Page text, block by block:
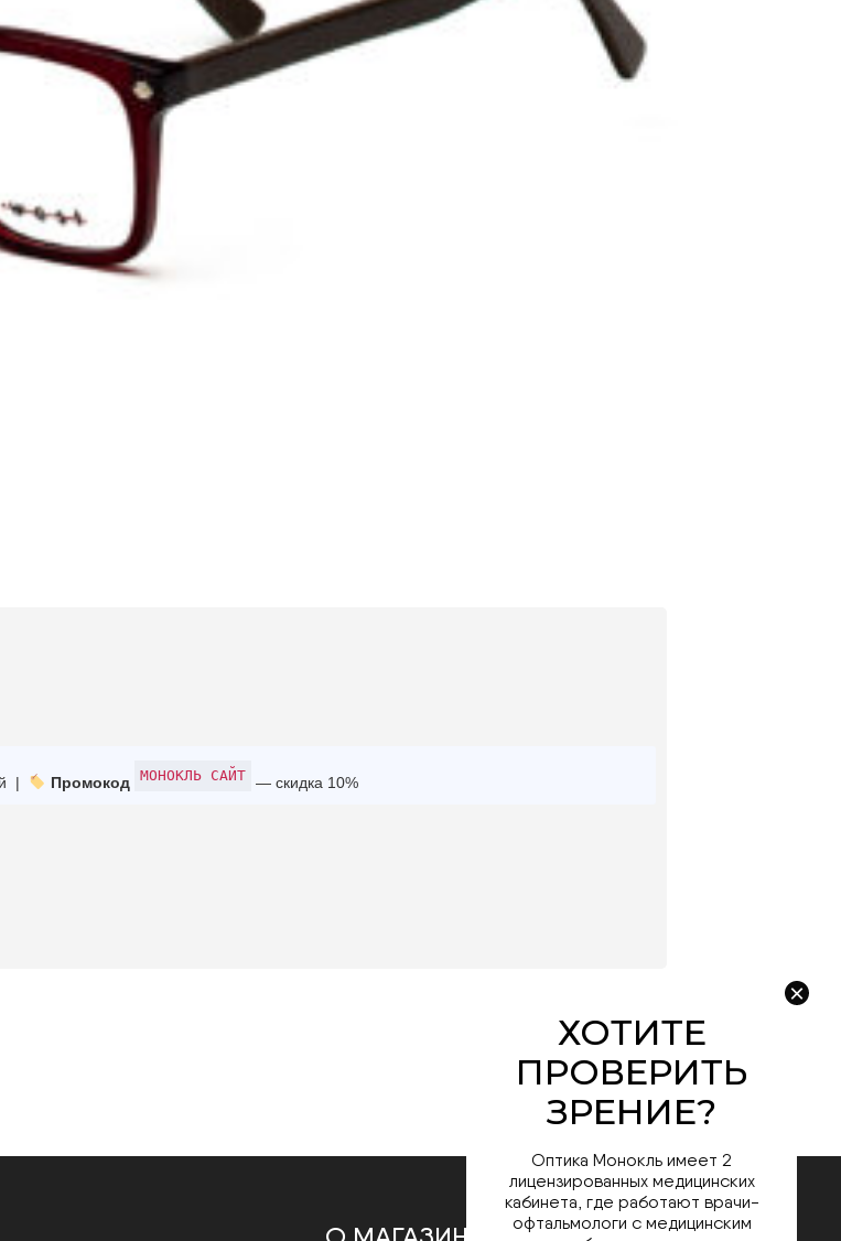
| Промокод МОНОКЛЬ САЙТ — скидка 10%
Оптика Монокль имеет 2
лицензированных медицинских
кабинета, где работают врачи-
офтальмологи с медицинским